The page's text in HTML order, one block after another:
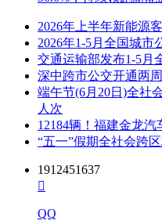
2026年上半年新能源
2026年1-5月全国城市
交通运输部发布1-5月
深中跨市公交开通两
端午节(6月20日)全社
人次
12184辆！福建金龙
“五一”假期全社会跨
1912451637

QQ